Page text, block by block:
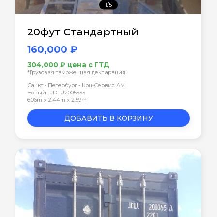
1/5
20фут Стандартный
160,000 ₽
304,000 ₽ цена с ГТД
*Грузовая таможенная декларация
Санкт - Петербург - Кон-Сервис АМ
Новый • JDLU2005655
6.06m x 2.44m x 2.59m
ДОБАВИТЬ В КОРЗИНУ